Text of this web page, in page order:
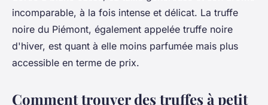
incomparable, à la fois intense et délicat. La truffe
noire du Piémont, également appelée truffe noire
d'hiver, est quant à elle moins parfumée mais plus
accessible en terme de prix.
Comment trouver des truffes à petit